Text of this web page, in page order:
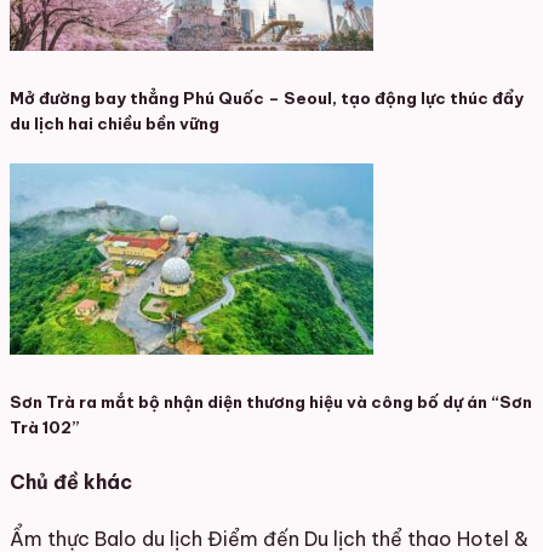
Mở đường bay thẳng Phú Quốc – Seoul, tạo động lực thúc đẩy
du lịch hai chiều bền vững
Sơn Trà ra mắt bộ nhận diện thương hiệu và công bố dự án “Sơn
Trà 102”
Chủ đề khác
Ẩm thực Balo du lịch Điểm đến Du lịch thể thao Hotel &